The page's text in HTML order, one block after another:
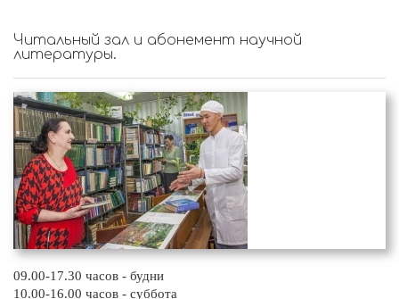
Читальный зал и абонемент научной
литературы.
09.00-17.30 часов - будни
10.00-16.00 часов - суббота